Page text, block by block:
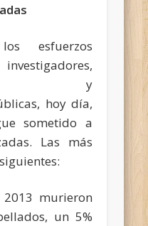
esfuerzos
y
hoy día,
sometido a
Las más
murieron
un 5%